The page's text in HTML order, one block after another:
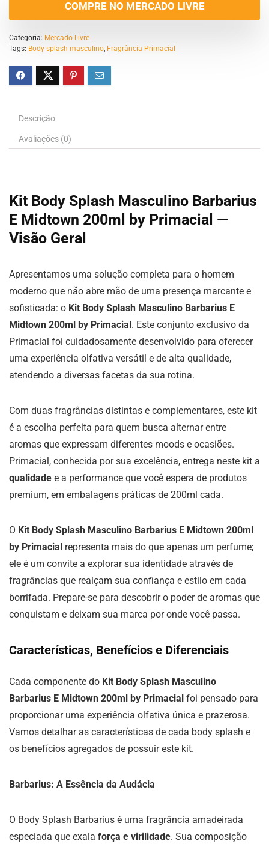
COMPRE NO MERCADO LIVRE
Categoria: Mercado Livre
Tags: Body splash masculino, Fragrância Primacial
Descrição
Avaliações (0)
Kit Body Splash Masculino Barbarius
E Midtown 200ml by Primacial —
Visão Geral
Apresentamos uma solução completa para o homem
moderno que não abre mão de uma presença marcante e
sofisticada: o Kit Body Splash Masculino Barbarius E
Midtown 200ml by Primacial. Este conjunto exclusivo da
Primacial foi cuidadosamente desenvolvido para oferecer
uma experiência olfativa versátil e de alta qualidade,
atendendo a diversas facetas da sua rotina.
Com duas fragrâncias distintas e complementares, este kit
é a escolha perfeita para quem busca alternar entre
aromas que expressam diferentes moods e ocasiões.
Primacial, conhecida por sua excelência, entrega neste kit a
qualidade e a performance que você espera de produtos
premium, em embalagens práticas de 200ml cada.
O Kit Body Splash Masculino Barbarius E Midtown 200ml
by Primacial representa mais do que apenas um perfume;
ele é um convite a explorar sua identidade através de
fragrâncias que realçam sua confiança e estilo em cada
borrifada. Prepare-se para descobrir o poder de aromas que
conquistam e deixam sua marca por onde você passa.
Características, Benefícios e Diferenciais
Cada componente do Kit Body Splash Masculino
Barbarius E Midtown 200ml by Primacial foi pensado para
proporcionar uma experiência olfativa única e prazerosa.
Vamos detalhar as características de cada body splash e
os benefícios agregados de possuir este kit.
Barbarius: A Essência da Audácia
O Body Splash Barbarius é uma fragrância amadeirada
especiada que exala força e virilidade. Sua composição